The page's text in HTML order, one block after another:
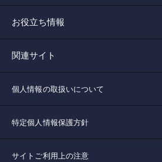
お役立ち情報
関連サイト
個人情報の取扱いについて
特定個人情報保護方針
サイトご利用上の注意